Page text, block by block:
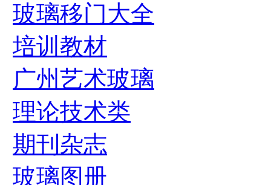
玻璃移门大全
培训教材
广州艺术玻璃
理论技术类
期刊杂志
玻璃图册